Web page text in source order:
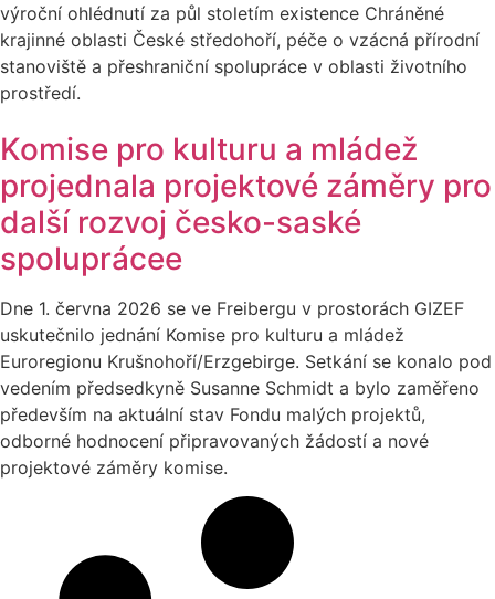
výroční ohlédnutí za půl stoletím existence Chráněné
krajinné oblasti České středohoří, péče o vzácná přírodní
stanoviště a přeshraniční spolupráce v oblasti životního
prostředí.
Komise pro kulturu a mládež
projednala projektové záměry pro
další rozvoj česko-saské
spoluprácee
Dne 1. června 2026 se ve Freibergu v prostorách GIZEF
uskutečnilo jednání Komise pro kulturu a mládež
Euroregionu Krušnohoří/Erzgebirge. Setkání se konalo pod
vedením předsedkyně Susanne Schmidt a bylo zaměřeno
především na aktuální stav Fondu malých projektů,
odborné hodnocení připravovaných žádostí a nové
projektové záměry komise.